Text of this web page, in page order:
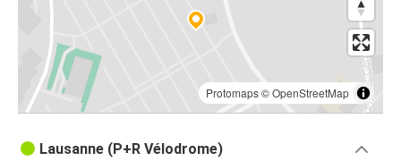
Protomaps©OpenStreetMap
Lausanne (P+R Vélodrome)